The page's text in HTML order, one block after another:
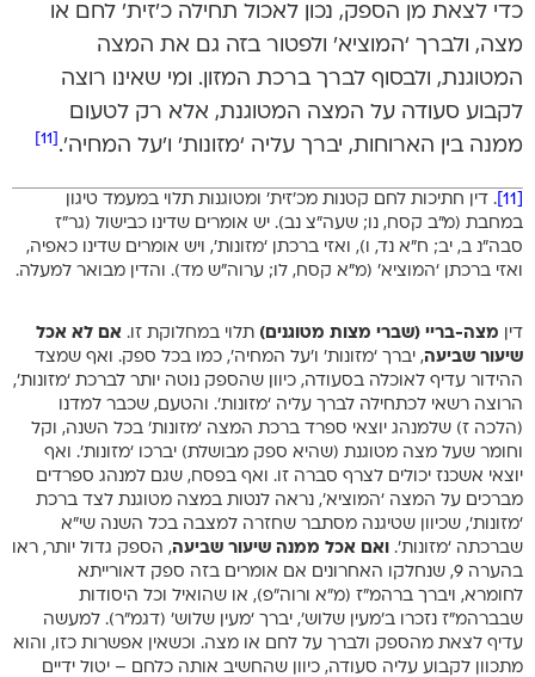
כדי לצאת מן הספק, נכון לאכול תחילה כ’זית’ לחם או
מצה, ולברך ‘המוציא’ ולפטור בזה גם את המצה
המטוגנת, ולבסוף לברך ברכת המזון. ומי שאינו רוצה
לקבוע סעודה על המצה המטוגנת, אלא רק לטעום
ממנה בין הארוחות, יברך עליה ‘מזונות’ ו’על המחיה’.
. דין חתיכות לחם קטנות מכ’זית’ ומטוגנות תלוי במעמד טיגון
במחבת (מ”ב קסח, נו; שעה”צ נב). יש אומרים שדינו כבישול (גר”ז
סבה”נ ב, יב; ח”א נד, ו), ואזי ברכתן ‘מזונות’, ויש אומרים שדינו כאפיה,
ואזי ברכתן ‘המוציא’ (מ”א קסח, לו; ערוה”ש מד). והדין מבואר למעלה.
דין מצה-בריי (שברי מצות מטוגנים) תלוי במחלוקת זו. אם לא אכל
שיעור שביעה, יברך ‘מזונות’ ו’על המחיה’, כמו בכל ספק. ואף שמצד
ההידור עדיף לאוכלה בסעודה, כיוון שהספק נוטה יותר לברכת ‘מזונות’,
הרוצה רשאי לכתחילה לברך עליה ‘מזונות’. והטעם, שכבר למדנו
(הלכה ז) שלמנהג יוצאי ספרד ברכת המצה ‘מזונות’ בכל השנה, וקל
וחומר שעל מצה מטוגנת (שהיא ספק מבושלת) יברכו ‘מזונות’. ואף
יוצאי אשכנז יכולים לצרף סברה זו. ואף בפסח, שגם למנהג ספרדים
מברכים על המצה ‘המוציא’, נראה לנטות במצה מטוגנת לצד ברכת
‘מזונות’, שכיוון שטיגנה מסתבר שחזרה למצבה בכל השנה שי”א
שברכתה ‘מזונות’.
ואם אכל ממנה שיעור שביעה, הספק גדול יותר, ראו
בהערה 9, שנחלקו האחרונים אם אומרים בזה ספק דאורייתא
לחומרא, ויברך ברהמ”ז (מ”א ורוה”פ), או שהואיל וכל היסודות
שבברהמ”ז נזכרו ב’מעין שלוש’, יברך ‘מעין שלוש’ (דגמ”ר). למעשה
עדיף לצאת מהספק ולברך על לחם או מצה. וכשאין אפשרות כזו, והוא
מתכוון לקבוע עליה סעודה, כיוון שהחשיב אותה כלחם – יטול ידיים